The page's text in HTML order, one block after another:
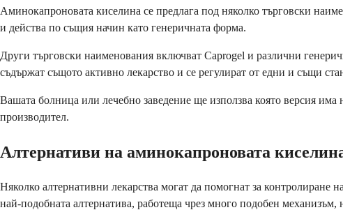
Аминокапроновата киселина се предлага под няколко търговски
и действа по същия начин като генеричната форма.
Други търговски наименования включват Caprogel и различни
съдържат същото активно лекарство и се регулират от едни и същи
Вашата болница или лечебно заведение ще използва която версия
производител.
Алтернативи на аминокапроновата
Няколко алтернативни лекарства могат да помогнат за контролиране
най-подобната алтернатива, работеща чрез много подобен